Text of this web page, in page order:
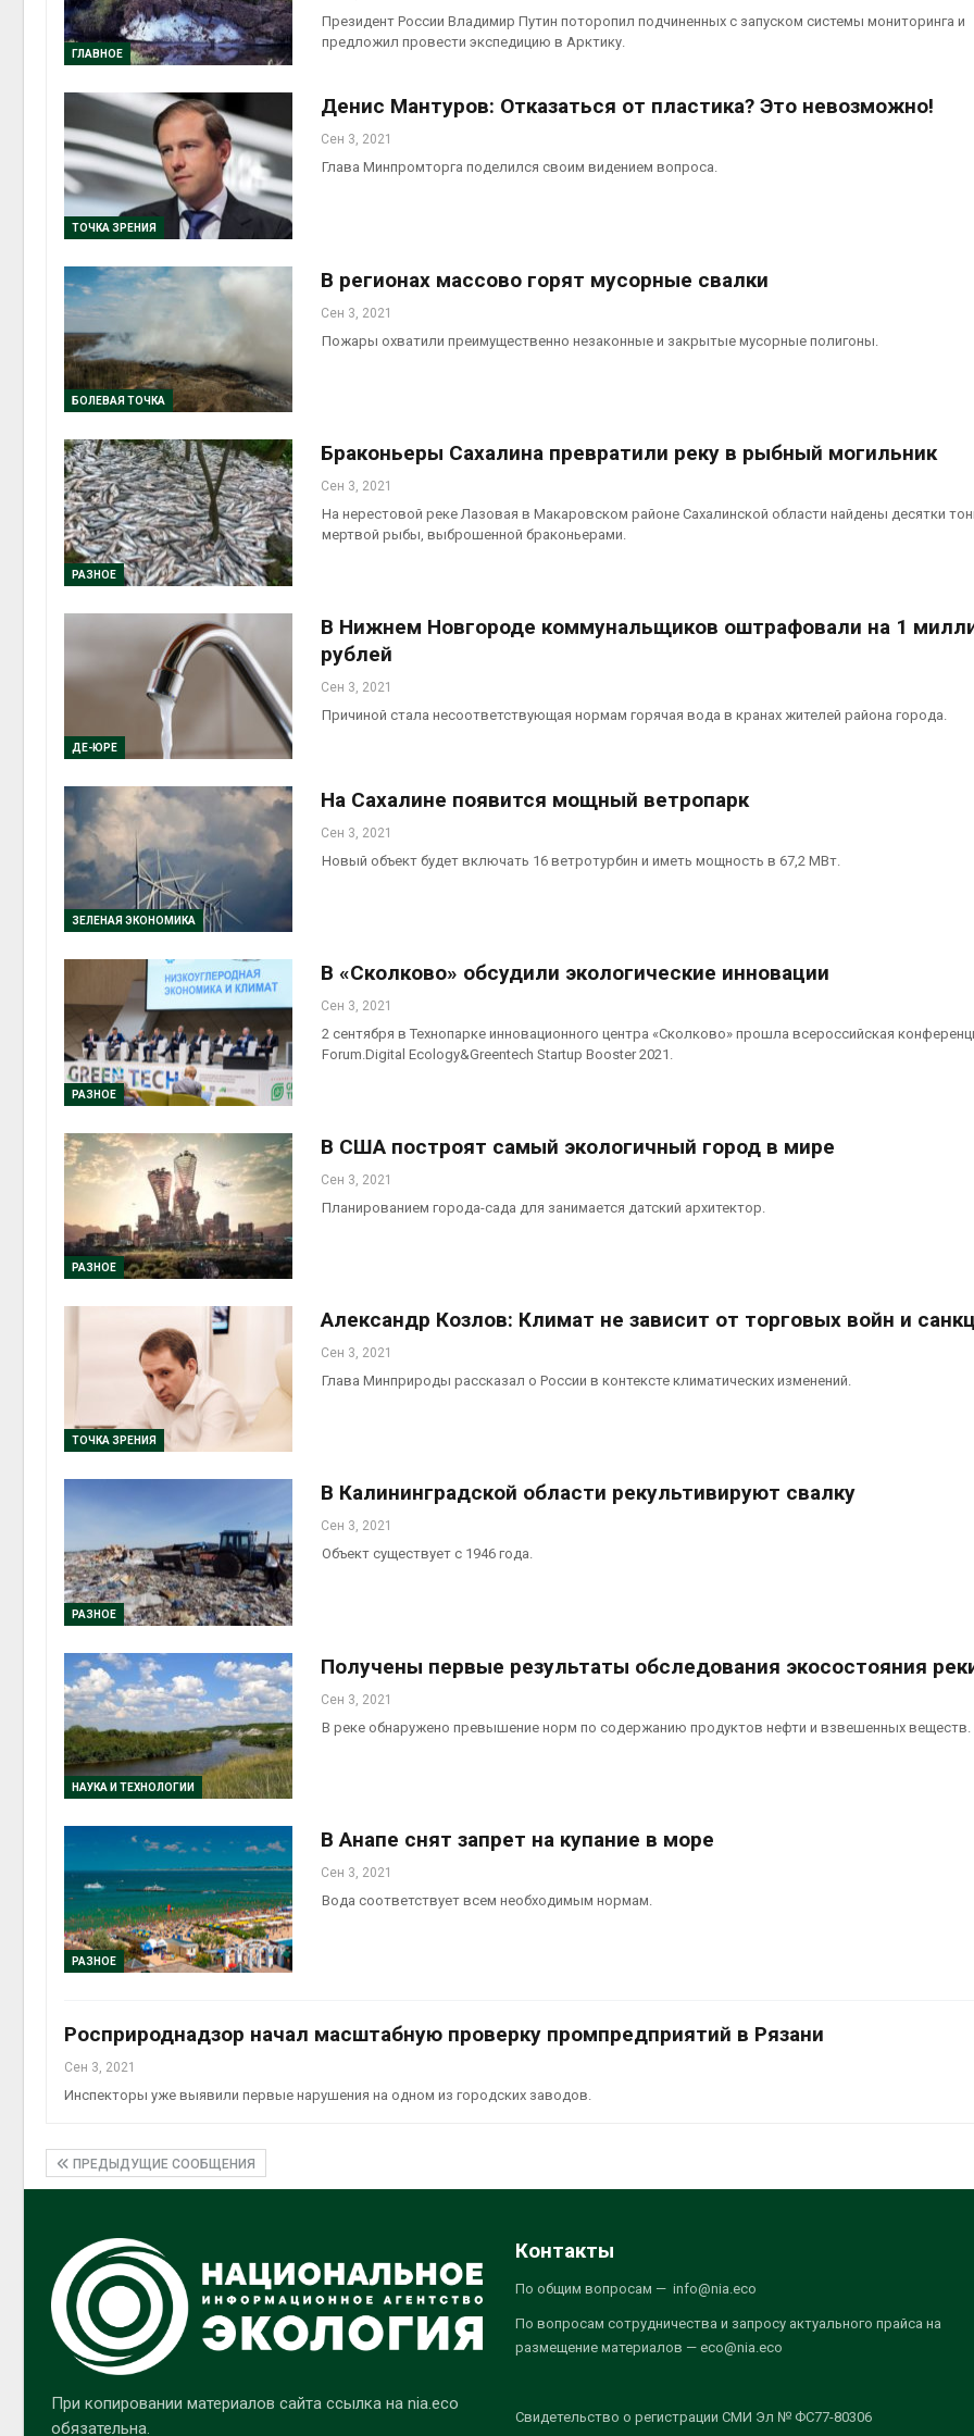
ГЛАВНОЕ
Президент России Владимир Путин поторопил подчиненных с запуском системы мониторинга и
предложил провести экспедицию в Арктику.
ТОЧКА ЗРЕНИЯ
Денис Мантуров: Отказаться от пластика? Это невозможно!
Сен 3, 2021
Глава Минпромторга поделился своим видением вопроса.
БОЛЕВАЯ ТОЧКА
В регионах массово горят мусорные свалки
Сен 3, 2021
Пожары охватили преимущественно незаконные и закрытые мусорные полигоны.
РАЗНОЕ
Браконьеры Сахалина превратили реку в рыбный могильник
Сен 3, 2021
На нерестовой реке Лазовая в Макаровском районе Сахалинской области найдены десятки
мертвой рыбы, выброшенной браконьерами.
ДЕ-ЮРЕ
В Нижнем Новгороде коммунальщиков оштрафовали на 1
рублей
Сен 3, 2021
Причиной стала несоответствующая нормам горячая вода в кранах жителей района города.
ЗЕЛЕНАЯ ЭКОНОМИКА
На Сахалине появится мощный ветропарк
Сен 3, 2021
Новый объект будет включать 16 ветротурбин и иметь мощность в 67,2 МВт.
РАЗНОЕ
В «Сколково» обсудили экологические инновации
Сен 3, 2021
2 сентября в Технопарке инновационного центра «Сколково» прошла всероссийская
Forum.Digital Ecology&Greentech Startup Booster 2021.
РАЗНОЕ
В США построят самый экологичный город в мире
Сен 3, 2021
Планированием города-сада для занимается датский архитектор.
ТОЧКА ЗРЕНИЯ
Александр Козлов: Климат не зависит от торговых войн и
Сен 3, 2021
Глава Минприроды рассказал о России в контексте климатических изменений.
РАЗНОЕ
В Калининградской области рекультивируют свалку
Сен 3, 2021
Объект существует с 1946 года.
НАУКА И ТЕХНОЛОГИИ
Получены первые результаты обследования экосостояния
Сен 3, 2021
В реке обнаружено превышение норм по содержанию продуктов нефти и взвешенных веществ.
РАЗНОЕ
В Анапе снят запрет на купание в море
Сен 3, 2021
Вода соответствует всем необходимым нормам.
Росприроднадзор начал масштабную проверку промпредприятий в Рязани
Сен 3, 2021
Инспекторы уже выявили первые нарушения на одном из городских заводов.
ПРЕДЫДУЩИЕ СООБЩЕНИЯ
Авг 5, 2026
систему сбора отходов
химикатов
Изменение
При копировании материалов сайта ссылка на nia.eco
обязательна.
Контакты
По общим вопросам — info@nia.eco
По вопросам сотрудничества и запросу актуального прайса на
размещение материалов — eco@nia.eco
Свидетельство о регистрации СМИ Эл № ФС77-80306